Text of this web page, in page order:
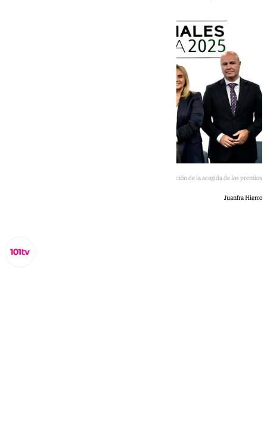
Presentación de la acogida de los premios
Juanfra Hierro